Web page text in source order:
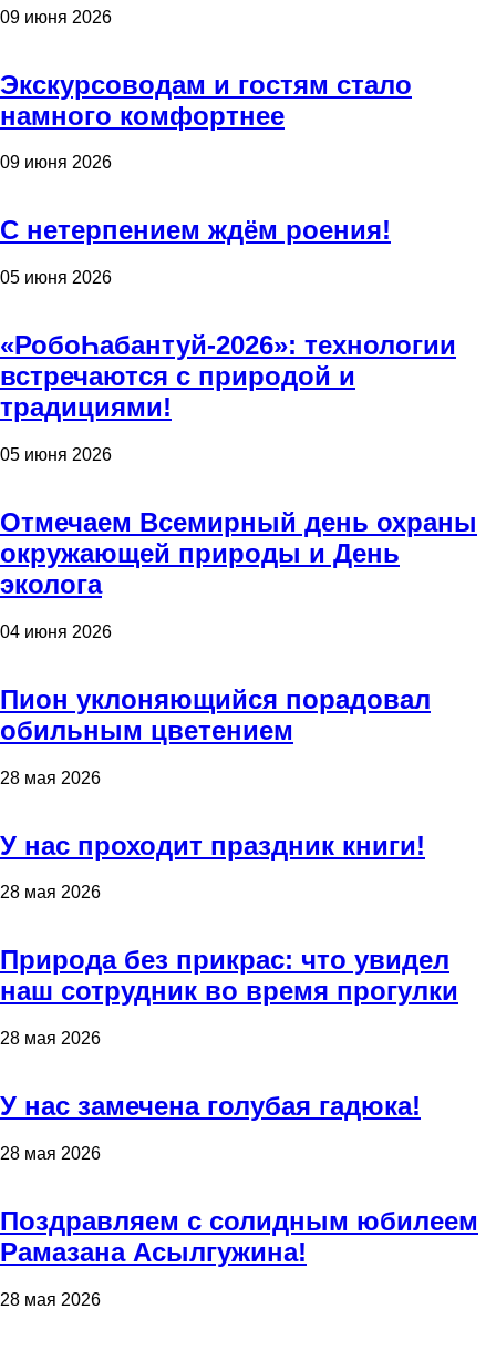
09 июня 2026
Экскурсоводам и гостям стало
намного комфортнее
09 июня 2026
С нетерпением ждём роения!
05 июня 2026
«РобоҺабантуй-2026»: технологии
встречаются с природой и
традициями!
05 июня 2026
Отмечаем Всемирный день охраны
окружающей природы и День
эколога
04 июня 2026
Пион уклоняющийся порадовал
обильным цветением
28 мая 2026
У нас проходит праздник книги!
28 мая 2026
Природа без прикрас: что увидел
наш сотрудник во время прогулки
28 мая 2026
У нас замечена голубая гадюка!
28 мая 2026
Поздравляем с солидным юбилеем
Рамазана Асылгужина!
28 мая 2026